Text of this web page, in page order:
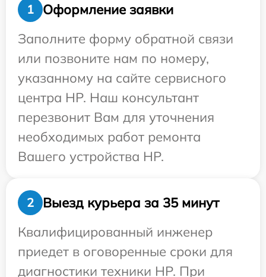
1
Оформление заявки
Заполните форму обратной связи
или позвоните нам по номеру,
указанному на сайте сервисного
центра HP. Наш консультант
перезвонит Вам для уточнения
необходимых работ ремонта
Вашего устройства HP.
2
Выезд курьера за 35 минут
Квалифицированный инженер
приедет в оговоренные сроки для
диагностики техники HP. При